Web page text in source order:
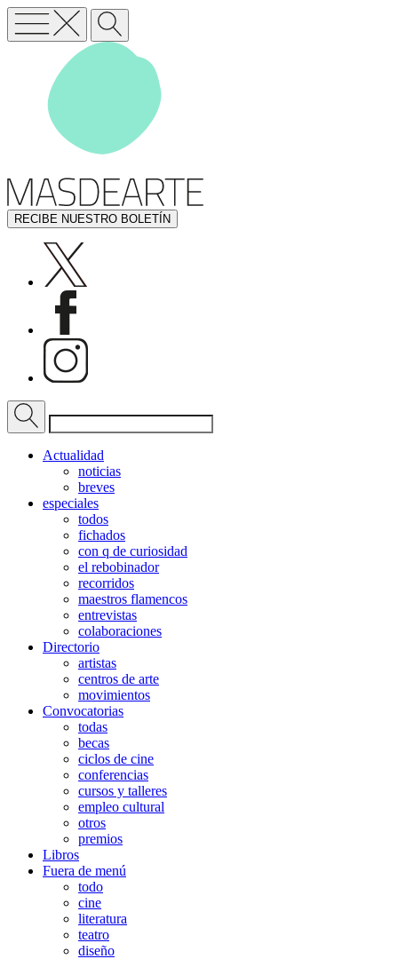
RECIBE NUESTRO BOLETÍN
Actualidad
noticias
breves
especiales
todos
fichados
con q de curiosidad
el rebobinador
recorridos
maestros flamencos
entrevistas
colaboraciones
Directorio
artistas
centros de arte
movimientos
Convocatorias
todas
becas
ciclos de cine
conferencias
cursos y talleres
empleo cultural
otros
premios
Libros
Fuera de menú
todo
cine
literatura
teatro
diseño